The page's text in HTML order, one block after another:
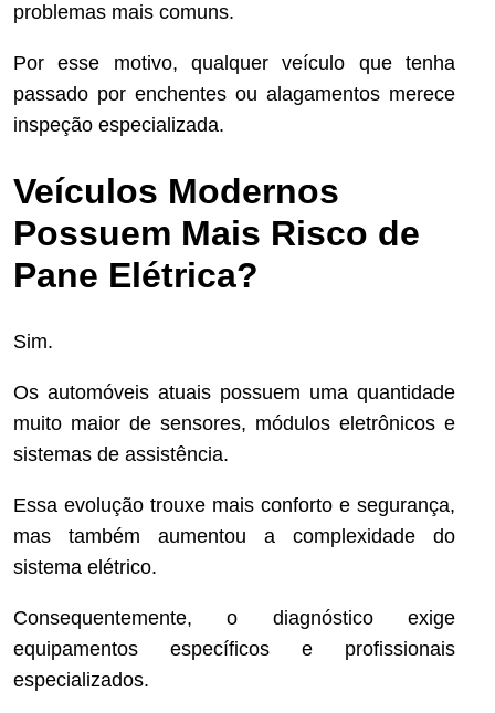
problemas mais comuns.
Por esse motivo, qualquer veículo que tenha
passado por enchentes ou alagamentos merece
inspeção especializada.
Veículos Modernos
Possuem Mais Risco de
Pane Elétrica?
Sim.
Os automóveis atuais possuem uma quantidade
muito maior de sensores, módulos eletrônicos e
sistemas de assistência.
Essa evolução trouxe mais conforto e segurança,
mas também aumentou a complexidade do
sistema elétrico.
Consequentemente, o diagnóstico exige
equipamentos específicos e profissionais
especializados.